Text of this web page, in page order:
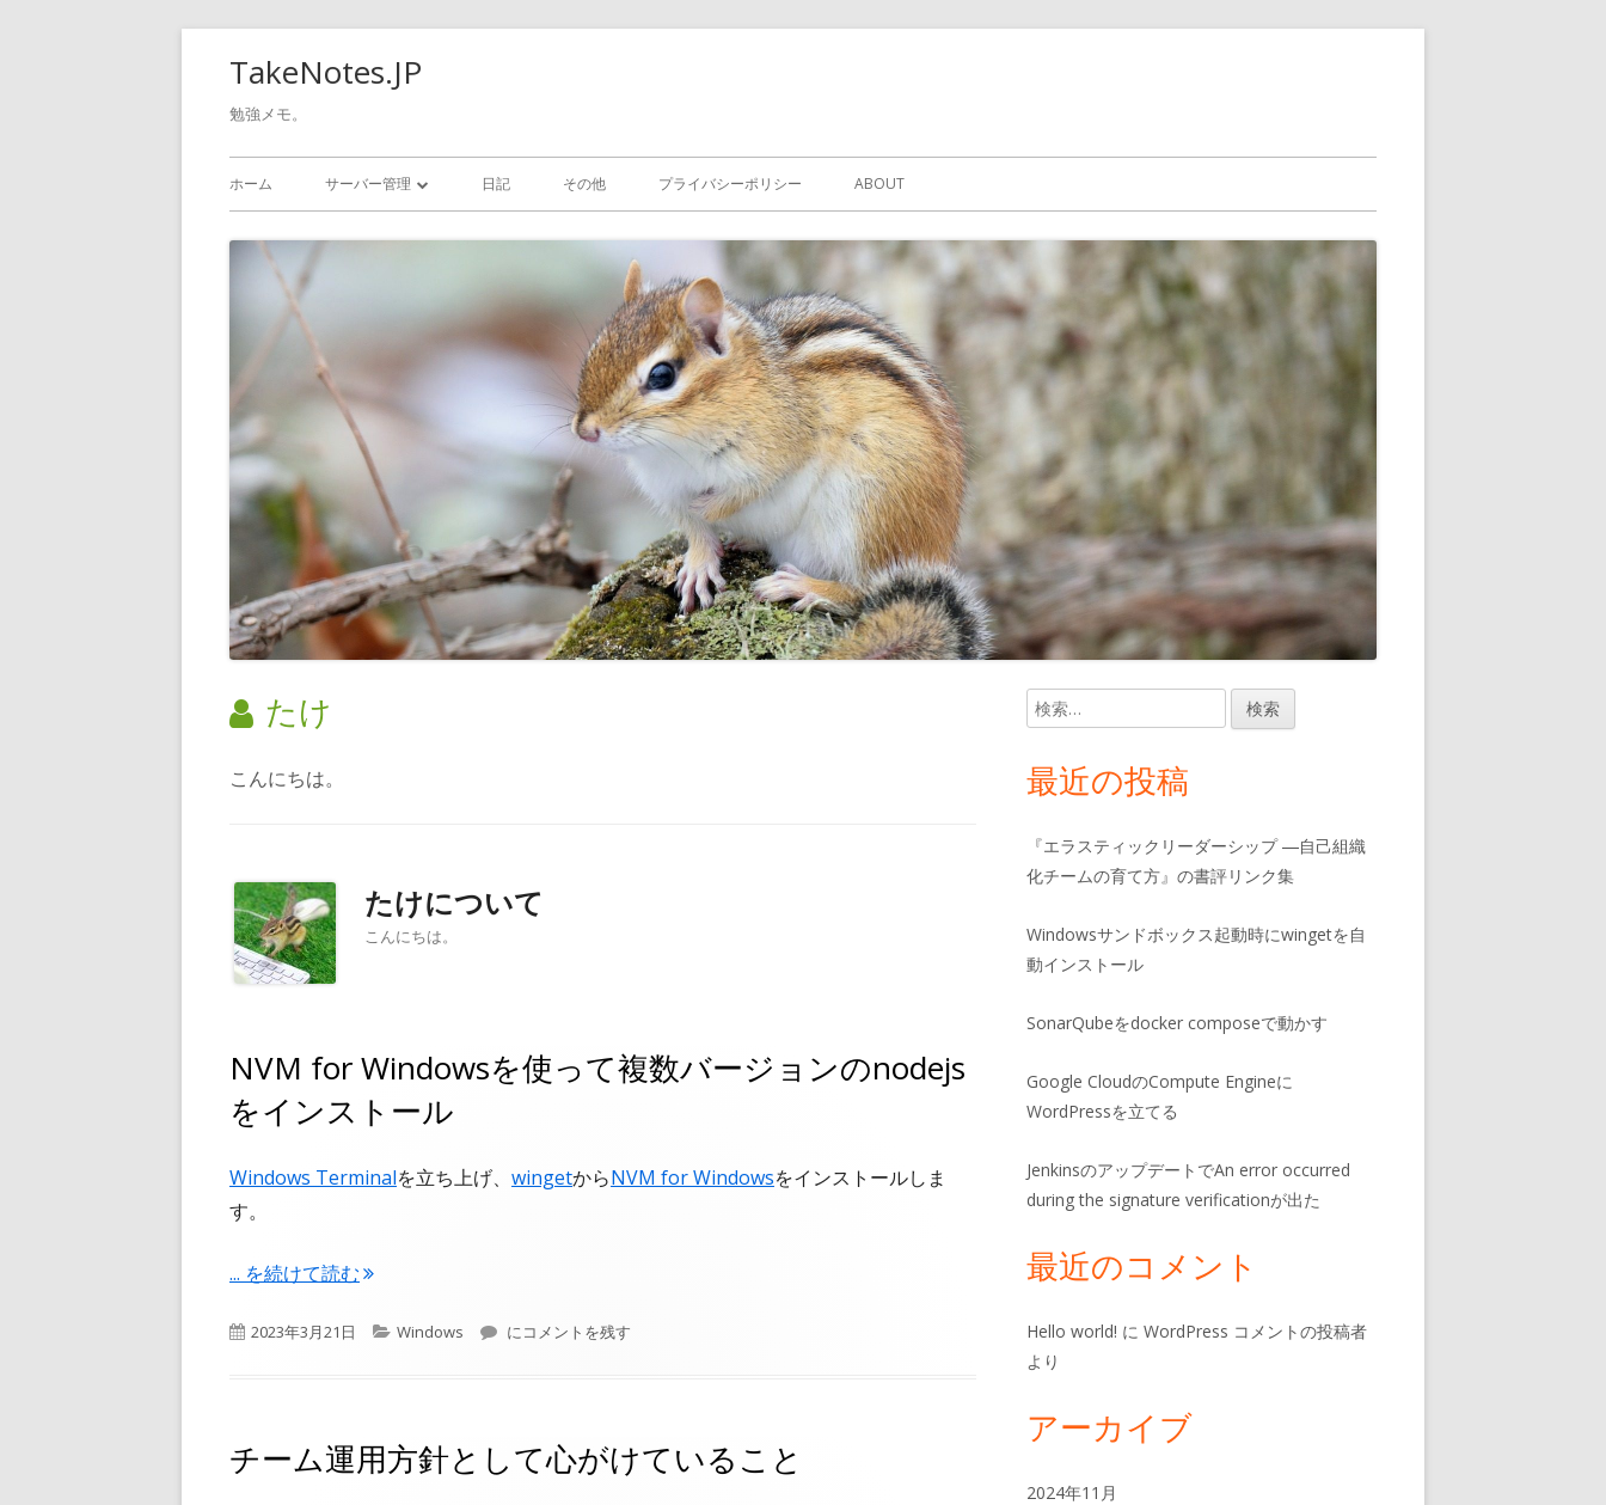
TakeNotes.JP
勉強メモ。
メ
イ
ニ
ュ
ー
ホーム サーバー管理 日記 その他 プライバシーポリシー ABOUT
作
者:
たけ
こんにちは。
たけについて
こんにちは。
NVM for Windowsを使って複数バージョンのnodejs
をインストール
Windows Terminalを立ち上げ、 wingetからNVM for Windowsをインストールしま
す。
... "NVM for Windowsを使って複数バージョンのnodejsをインストール"
を続けて読む
公
2023年3月21日
カ
ー
Windows NVM for Windowsを使って複数バージョンのnodejsをインストール
にコメントを残す
チーム運用方針として心がけていること
メ
イ
サ
ド
バ
ー
検
索:
最近の投稿
『エラスティックリーダーシップ ―自己組織
化チームの育て方』の書評リンク集
Windowsサンドボックス起動時にwingetを自
動インストール
SonarQubeをdocker composeで動かす
Google CloudのCompute Engineに
WordPressを立てる
JenkinsのアップデートでAn error occurred
during the signature verificationが出た
最近のコメント
Hello world! にWordPress コメントの投稿者
より
アーカイブ
2024年11月